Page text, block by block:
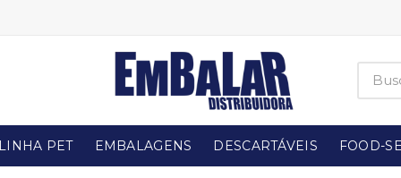
PET EMBALAGENS DESCARTÁVEIS FOOD-